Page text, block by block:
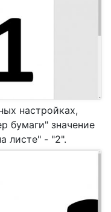
настройках,
бумаги" значение
листе" - "2".